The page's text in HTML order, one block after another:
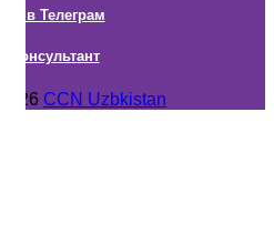
в Телеграм
Консультант
CCN Uzbkistan